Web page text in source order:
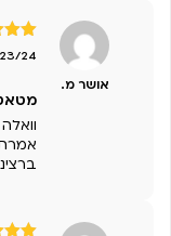
אושר מ.
דורג
24